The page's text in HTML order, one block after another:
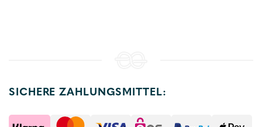
SICHERE ZAHLUNGSMITTEL: